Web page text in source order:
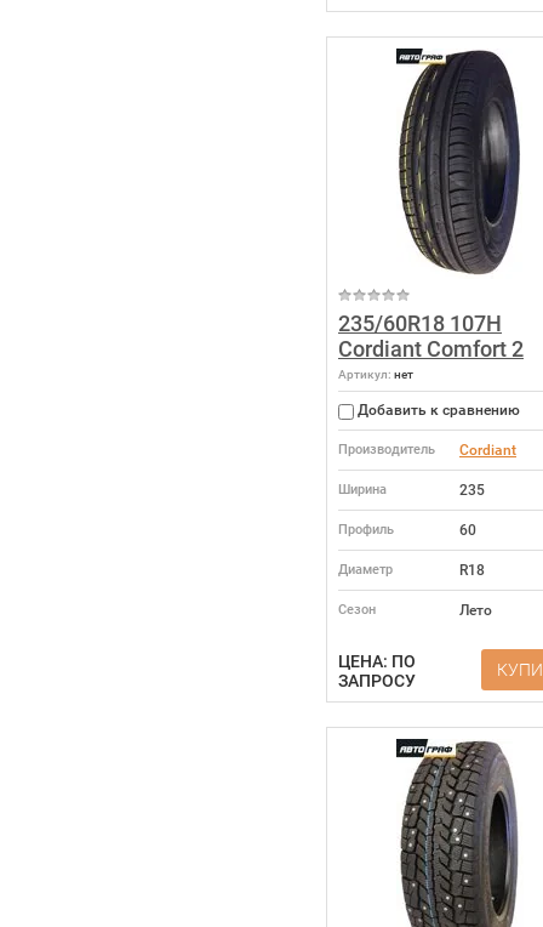
235/60R18 107H
Cordiant Comfort 2
Артикул: нет
Добавить к сравнению
Производитель Cordiant
Ширина 235
Профиль 60
Диаметр R18
Сезон Лето
ЦЕНА: ПО
ЗАПРОСУ